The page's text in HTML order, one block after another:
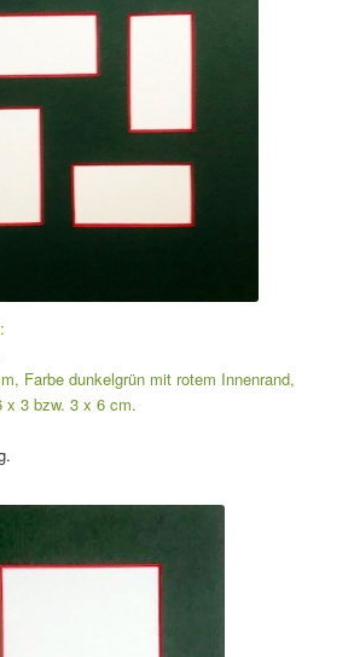
Farbe dunkelgrün mit rotem Innenrand,
x 3 bzw. 3 x 6 cm.